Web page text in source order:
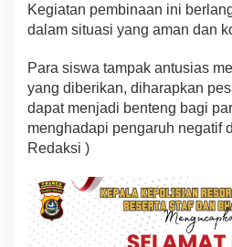
Kegiatan pembinaan ini
dalam situasi yang aman dan
Para siswa tampak antusias
yang diberikan, diharapkan
dapat menjadi benteng bagi
menghadapi pengaruh negatif
Redaksi )